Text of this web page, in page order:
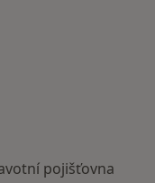
pojišťovna